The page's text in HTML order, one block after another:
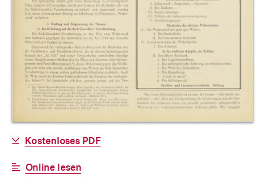
Allgemeine
Informationen
Download-
Kostenloses PDF
Interner
Online lesen